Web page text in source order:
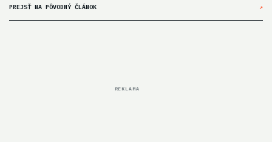
PREJSŤ NA PÔVODNÝ ČLÁNOK ↗
REKLAMA